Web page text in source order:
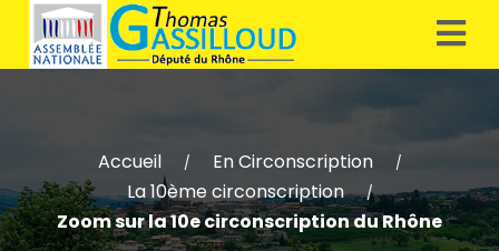
Accueil / En Circonscription /
La 10ème circonscription /
Zoom sur la 10e circonscription du Rhône